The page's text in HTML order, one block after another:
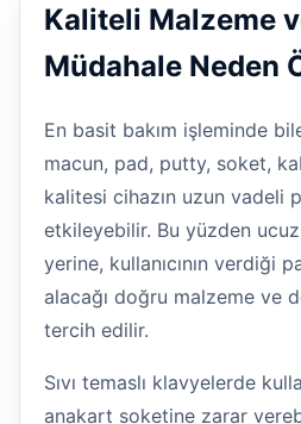
Kaliteli Malzeme
Müdahale Neden
En basit bakım işleminde
macun, pad, putty, soket,
kalitesi cihazın uzun vadeli
etkileyebilir. Bu yüzden
yerine, kullanıcının verdiği
alacağı doğru malzeme ve
tercih edilir.
Sıvı temaslı klavyelerde
anakart soketine zarar